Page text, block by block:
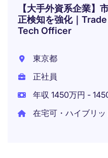
【大手外資系企業】
正検知を強化｜
Tech Officer
東京都
正社員
年収 1450万円 -
在宅可・ハイブリ